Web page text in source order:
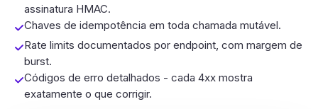
assinatura HMAC.
Chaves de idempotência em toda chamada mutável.
Rate limits documentados por endpoint, com margem de
burst.
Códigos de erro detalhados - cada 4xx mostra
exatamente o que corrigir.